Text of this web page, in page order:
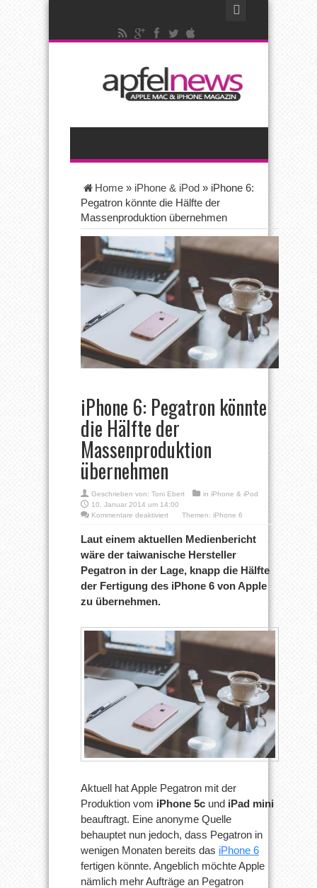
Home » iPhone & iPod » iPhone 6:
Pegatron könnte die Hälfte der
Massenproduktion übernehmen
iPhone 6: Pegatron könnte
die Hälfte der
Massenproduktion
übernehmen
Geschrieben von: Toni Ebert in iPhone & iPod
10. Januar 2014 um 14:00
Kommentare deaktiviertfür
6:
Pegatron
könnte
Hälfte
der
Themen: iPhone 6
Laut einem aktuellen Medienbericht
wäre der taiwanische Hersteller
Pegatron in der Lage, knapp die Hälfte
der Fertigung des iPhone 6 von Apple
zu übernehmen.
Aktuell hat Apple Pegatron mit der
Produktion vom iPhone 5c und iPad mini
beauftragt. Eine anonyme Quelle
behauptet nun jedoch, dass Pegatron in
wenigen Monaten bereits das iPhone 6
fertigen könnte. Angeblich möchte Apple
nämlich mehr Aufträge an Pegatron